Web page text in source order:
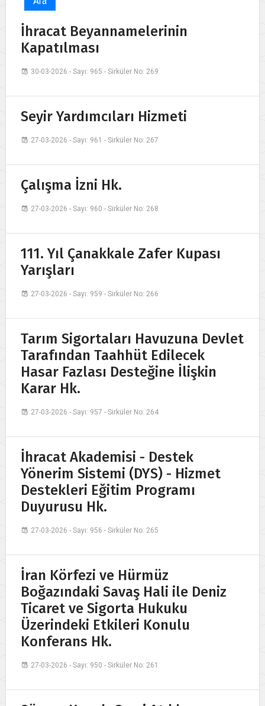
İhracat Beyannamelerinin
Kapatılması
30-03-2026 - Sayı: 965 - Sirküler No: 269
Seyir Yardımcıları Hizmeti
27-03-2026 - Sayı: 961 - Sirküler No: 267
Çalışma İzni Hk.
27-03-2026 - Sayı: 960 - Sirküler No: 268
111. Yıl Çanakkale Zafer Kupası
Yarışları
27-03-2026 - Sayı: 959 - Sirküler No: 266
Tarım Sigortaları Havuzuna Devlet
Tarafından Taahhüt Edilecek
Hasar Fazlası Desteğine İlişkin
Karar Hk.
27-03-2026 - Sayı: 957 - Sirküler No: 264
İhracat Akademisi - Destek
Yönerim Sistemi (DYS) - Hizmet
Destekleri Eğitim Programı
Duyurusu Hk.
27-03-2026 - Sayı: 956 - Sirküler No: 265
İran Körfezi ve Hürmüz
Boğazındaki Savaş Hali ile Deniz
Ticaret ve Sigorta Hukuku
Üzerindeki Etkileri Konulu
Konferans Hk.
27-03-2026 - Sayı: 950 - Sirküler No: 261